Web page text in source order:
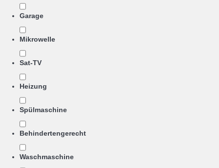
Garage
Mikrowelle
Sat-TV
Heizung
Spülmaschine
Behindertengerecht
Waschmaschine